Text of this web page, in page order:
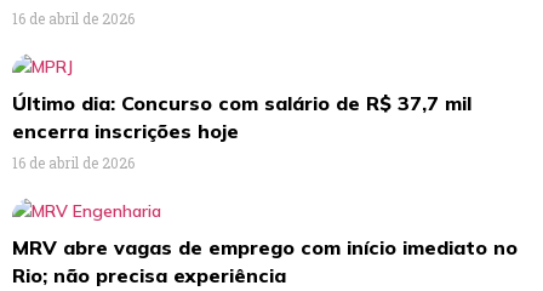
16 de abril de 2026
Último dia: Concurso com salário de R$ 37,7 mil
encerra inscrições hoje
16 de abril de 2026
MRV abre vagas de emprego com início imediato no
Rio; não precisa experiência